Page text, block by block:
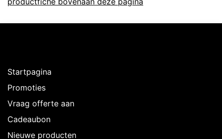
Startpagina
Promoties
Vraag offerte aan
Cadeaubon
Nieuwe producten